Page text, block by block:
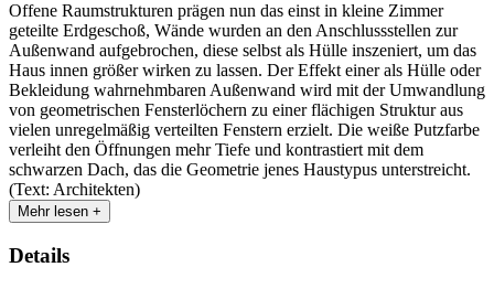
Offene Raumstrukturen prägen nun das einst in kleine Zimmer
geteilte Erdgeschoß, Wände wurden an den Anschlussstellen zur
Außenwand aufgebrochen, diese selbst als Hülle inszeniert, um das
Haus innen größer wirken zu lassen. Der Effekt einer als Hülle oder
Bekleidung wahrnehmbaren Außenwand wird mit der Umwandlung
von geometrischen Fensterlöchern zu einer flächigen Struktur aus
vielen unregelmäßig verteilten Fenstern erzielt. Die weiße Putzfarbe
verleiht den Öffnungen mehr Tiefe und kontrastiert mit dem
schwarzen Dach, das die Geometrie jenes Haustypus unterstreicht.
(Text: Architekten)
Mehr lesen +
Details